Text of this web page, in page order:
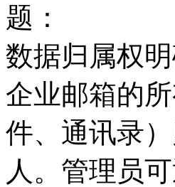
题：
数据归属权
企业邮箱的
件、通讯录
人。管理员